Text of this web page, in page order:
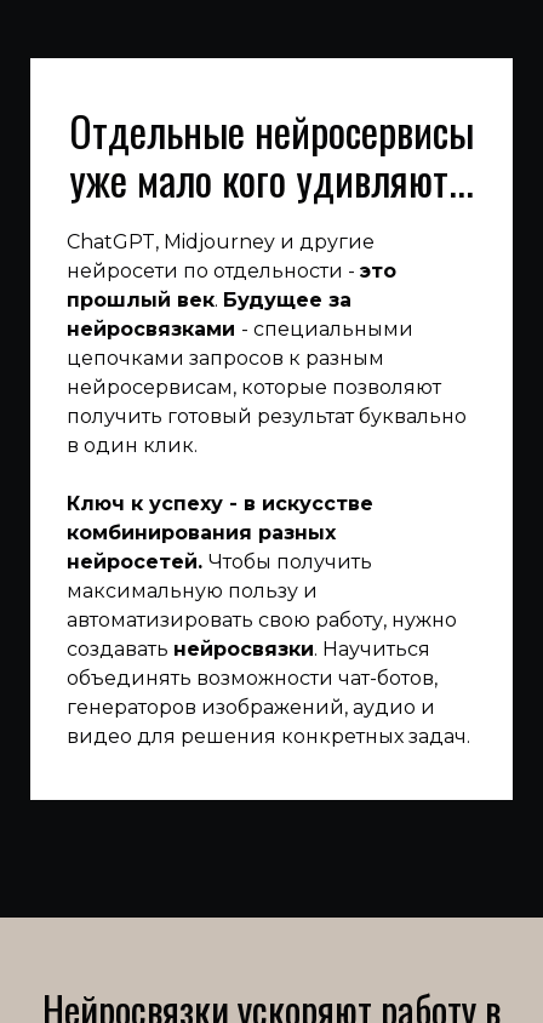
Отдельные нейросервисы
уже мало кого удивляют...
ChatGPT, Midjourney и другие
нейросети по отдельности - это
прошлый век. Будущее за
нейросвязками - специальными
цепочками запросов к разным
нейросервисам, которые позволяют
получить готовый результат буквально
в один клик.
Ключ к успеху - в искусстве
комбинирования разных
нейросетей. Чтобы получить
максимальную пользу и
автоматизировать свою работу, нужно
создавать нейросвязки. Научиться
объединять возможности чат-ботов,
генераторов изображений, аудио и
видео для решения конкретных задач.
Нейросвязки ускоряют работу в